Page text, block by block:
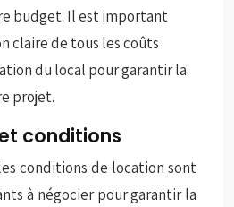
budget. Il est important
claire de tous les coûts
du local pour garantir la
projet.
conditions
conditions de location sont
à négocier pour garantir la